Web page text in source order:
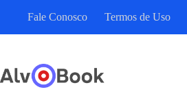
Fale Conosco Termos de Uso